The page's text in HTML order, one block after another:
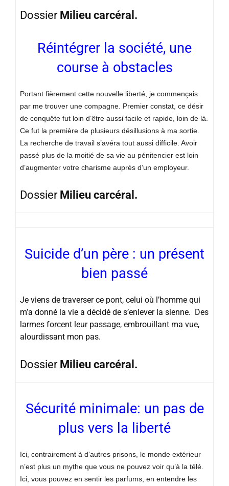
Dossier Milieu carcéral.
Réintégrer la société, une
course à obstacles
Portant fièrement cette nouvelle liberté, je commençais
par me trouver une compagne. Premier constat, ce désir
de conquête fut loin d’être aussi facile et rapide, loin de là.
Ce fut la première de plusieurs désillusions à ma sortie.
La recherche de travail s’avéra tout aussi difficile. Avoir
passé plus de la moitié de sa vie au pénitencier est loin
d’augmenter votre charisme auprès d’un employeur.
DossierMilieu carcéral.
Suicide d’un père : un présent
bien passé
Je viens de traverser ce pont, celui où l’homme qui
m’a donné la vie a décidé de s’enlever la sienne. Des
larmes forcent leur passage, embrouillant ma vue,
alourdissant mon pas.
Dossier Milieu carcéral.
Sécurité minimale: un pas de
plus vers la liberté
Ici, contrairement à d’autres prisons, le monde extérieur
n’est plus un mythe que vous ne pouvez voir qu’à la télé.
Ici, vous pouvez en sentir les parfums, en entendre les